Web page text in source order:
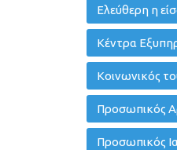
Ελεύθερη η
Κέντρα
Κοινωνικός
Προσωπικός
Προσωπικός